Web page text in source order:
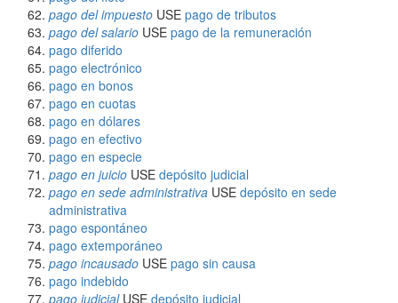
pago del impuesto USE pago de tributos
pago del salario USE pago de la remuneración
pago diferido
pago electrónico
pago en bonos
pago en cuotas
pago en dólares
pago en efectivo
pago en especie
pago en juicio USE depósito judicial
pago en sede administrativa USE depósito en sede
administrativa
pago espontáneo
pago extemporáneo
pago incausado USE pago sin causa
pago indebido
pago judicialUSE depósito judicial